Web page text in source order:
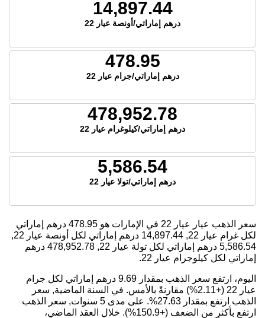
14,897.44
درهم إماراتي/أونصة عيار 22
478.95
درهم إماراتي/جرام عيار 22
478,952.78
درهم إماراتي/كيلوغرام عيار 22
5,586.54
درهم إماراتي/تولا عيار 22
سعر الذهب عيار عيار 22 في الإمارات هو 478.95 درهم إماراتي
لكل غرام عيار 22,
14,897.44 درهم إماراتي لكل أونصة عيار 22,
5,586.54 درهم إماراتي لكل تولة عيار 22, 478,952.78 درهم
إماراتي لكل كيلوجرام عيار 22.
اليوم، ارتفع سعر الذهب بمقدار 9.69 درهم إماراتي لكل جرام
عيار 22 (+2.11%) مقارنةً بالأمس. في السنة الماضية, سعر
الذهب ارتفع بمقدار 27.63%. على مدى 5 سنوات, سعر الذهب
ارتفع بأكثر من الضعف (+150.9%). خلال العقد الماضي،